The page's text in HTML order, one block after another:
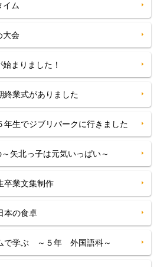
イム
大会
まりました！
終業式がありました
年生でジブリパークに行きました
矢北っ子は元気いっぱい～
卒業文集制作
本の食卓
で学ぶ ～５年 外国語科～